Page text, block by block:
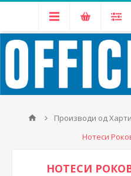
Производи од
Нотеси
НОТЕСИ